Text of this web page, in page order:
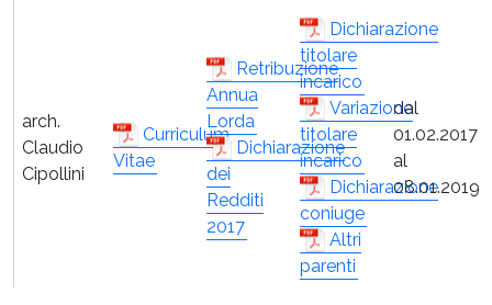
arch.
Claudio
Cipollini
Curriculum
Vitae
Retribuzione
Annua
Lorda
Dichiarazione
dei
Redditi
2017
Dichiarazione
titolare
incarico
Variazione
titolare
incarico
Dichiarazione
coniuge
Altri
parenti
dal
01.02.2017
al
08.01.2019